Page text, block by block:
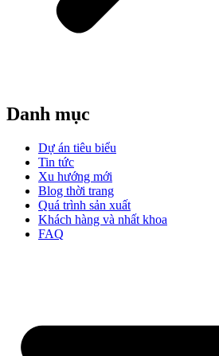
Danh mục
Dự án tiêu biểu
Tin tức
Xu hướng mới
Blog thời trang
Quá trình sản xuất
Khách hàng và nhất khoa
FAQ